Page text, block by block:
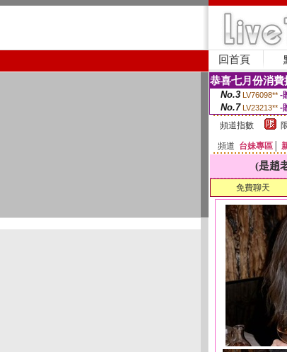
回首頁
恭喜七月份消
No.3 LV76098** -
No.7 LV23213** -
頻道指數
頻道 台妹專區
(是趙
免費聊天